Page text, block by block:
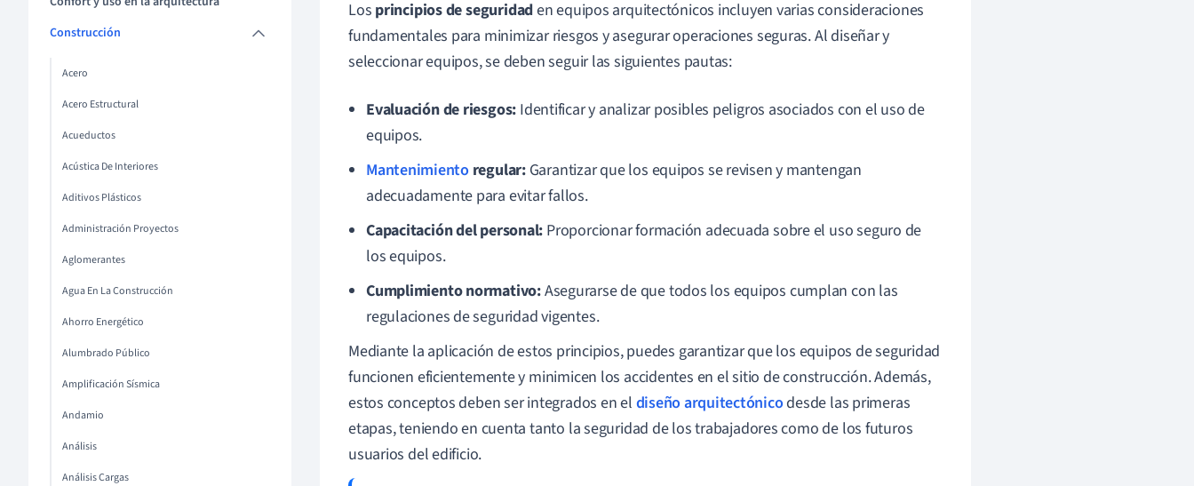
Construcción
Acero
Acero Estructural
Acueductos
Acústica De Interiores
Aditivos Plásticos
Administración Proyectos
Aglomerantes
Agua En La Construcción
Ahorro Energético
Alumbrado Público
Amplificación Sísmica
Andamio
Análisis
Análisis Cargas
Los principios de seguridaden equipos arquitectónicos incluyen varias consideraciones
fundamentales para minimizar riesgos y asegurar operaciones seguras. Al diseñar y
seleccionar equipos, se deben seguir las siguientes pautas:
Evaluación de riesgos: Identificar y analizar posibles peligros asociados con el uso de
equipos.
Mantenimientoregular:Garantizar que los equipos se revisen y mantengan
adecuadamente para evitar fallos.
Capacitación del personal: Proporcionar formación adecuada sobre el uso seguro de
los equipos.
Cumplimiento normativo:Asegurarse de que todos los equipos cumplan con las
regulaciones de seguridad vigentes.
Mediante la aplicación de estos principios, puedes garantizar que los equipos de seguridad
funcionen eficientemente y minimicen los accidentes en el sitio de construcción. Además,
estos conceptos deben ser integrados en el diseño arquitectónicodesde las primeras
etapas, teniendo en cuenta tanto la seguridad de los trabajadores como de los futuros
usuarios del edificio.